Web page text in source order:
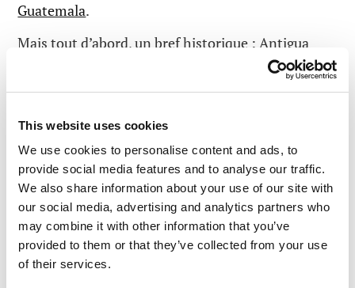
This website uses cookies
We use cookies to personalise content and ads, to
provide social media features and to analyse our traffic.
We also share information about your use of our site with
our social media, advertising and analytics partners who
may combine it with other information that you’ve
provided to them or that they’ve collected from your use
of their services.
Guatemala.
Mais tout d’abord, un bref historique : Antigua
était l’une des capitales du pays durant l’ère de
. À travers le temps, elle fut
sismique de la région. Tout d’abord en 1541 – sous
un lahar(une coulée) du volcan Agua ; ensuite en
1717 et 1773 – à la suite de tremblements de terre.
Comment peut-on être si malchanceux ? C’est à
partir du moment où la troisième catastrophe a eu
lieu que les autorités ont décidé de changer la
localisation de la capitale pour un lieu plus sûr –